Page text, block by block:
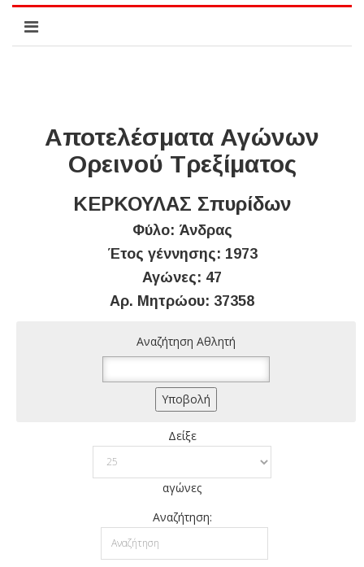
Αποτελέσματα Αγώνων
Ορεινού Τρεξίματος
ΚΕΡΚΟΥΛΑΣ Σπυρίδων
Φύλο: Άνδρας
Έτος γέννησης: 1973
Αγώνες: 47
Αρ. Μητρώου: 37358
Αναζήτηση Αθλητή
Δείξε
αγώνες
Αναζήτηση: